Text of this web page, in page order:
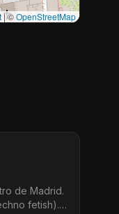
|©OpenStreetMap
de Madrid.
fetish).